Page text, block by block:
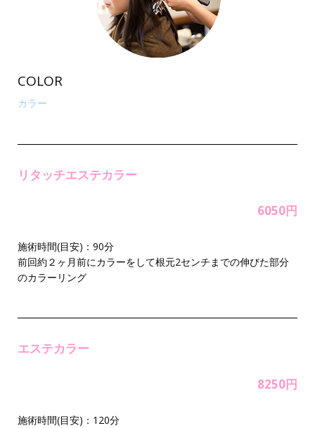
COLOR
カラー
リタッチエステカラー
6050円
施術時間(目安)：90分
前回約２ヶ月前にカラーをして根元2センチまでの伸びた部分
のカラーリング
エステカラー
8250円
施術時間(目安)：120分